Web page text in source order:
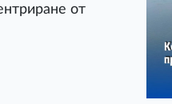
от